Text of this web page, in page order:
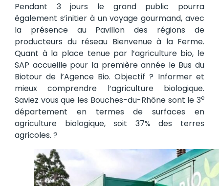
Pendant 3 jours le grand public pourra
également s’initier à un voyage gourmand, avec
la présence au Pavillon des régions de
producteurs du réseau Bienvenue à la Ferme.
Quant à la place tenue par l’agriculture bio, le
SAP accueille pour la première année le Bus du
Biotour de l’Agence Bio. Objectif ? Informer et
mieux comprendre l’agriculture biologique.
Saviez vous que les Bouches-du-Rhône sont le 3e
département en termes de surfaces en
agriculture biologique, soit 37% des terres
agricoles. ?